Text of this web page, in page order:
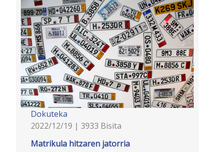
Dokuteka
2022/12/19 | 3933 Bisita
Matrikula hitzaren jatorria